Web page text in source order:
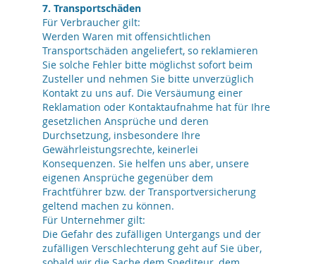
7. Transportschäden
Für Verbraucher gilt:
Werden Waren mit offensichtlichen
Transportschäden angeliefert, so reklamieren
Sie solche Fehler bitte möglichst sofort beim
Zusteller und nehmen Sie bitte unverzüglich
Kontakt zu uns auf. Die Versäumung einer
Reklamation oder Kontaktaufnahme hat für Ihre
gesetzlichen Ansprüche und deren
Durchsetzung, insbesondere Ihre
Gewährleistungsrechte, keinerlei
Konsequenzen. Sie helfen uns aber, unsere
eigenen Ansprüche gegenüber dem
Frachtführer bzw. der Transportversicherung
geltend machen zu können.
Für Unternehmer gilt:
Die Gefahr des zufälligen Untergangs und der
zufälligen Verschlechterung geht auf Sie über,